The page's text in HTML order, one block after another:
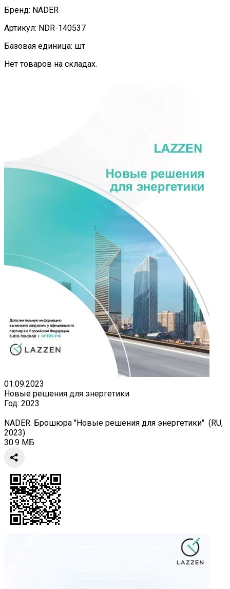
Бренд: NADER
Артикул: NDR-140537
Базовая единица: шт
Нет товаров на складах.
01.09.2023
Новые решения для энергетики
Год: 2023
NADER. Брошюра "Новые решения для энергетики" (RU,
2023)
30.9 МБ